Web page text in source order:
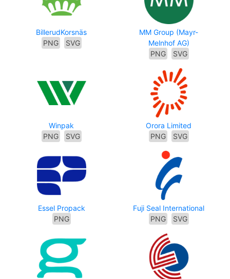
BillerudKorsnäs
PNG
SVG
MM Group (Mayr-
Melnhof AG)
PNG
SVG
Winpak
PNG
SVG
Orora Limited
PNG
SVG
Essel Propack
PNG
Fuji Seal International
PNG
SVG